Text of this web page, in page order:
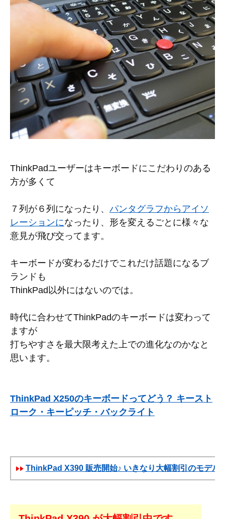
ThinkPadユーザーはキーボードにこだわりのある
方が多くて
７列が６列になったり、 パンタグラフからアイソ
レーションになったり、形を変えるごとに様々な
意見が飛び交ってます。
キーボードが変わるだけでこれだけ話題になるブ
ランドも
ThinkPad以外にはないのでは。
時代に合わせてThinkPadのキーボードは変わって
ますが
打ちやすさを最大限考えた上での進化なのかなと
思います。
ThinkPad X250のキーボードってどう？ キースト
ローク・キーピッチ・バックライト
ThinkPad X390 販売開始♪ いきなり大幅割引のモデル